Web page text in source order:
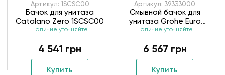
Артикул: 1SCSC00
Бачок для унитаза
Catalano Zero 1SCSC00
наличие уточняйте
4 541 грн
Купить
Артикул: 39333000
Смывной бачок для
унитаза Grohe Euro
Ceramic 39333000
наличие уточняйте
6 567 грн
Купить